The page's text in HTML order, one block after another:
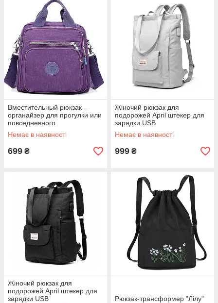
Вместительный рюкзак –
органайзер для прогулки или
повседневного
использования.
Немає в наявності
699 ₴
Жіночий рюкзак для
подорожей April штекер для
зарядки USB
Немає в наявності
999 ₴
Жіночий рюкзак для
подорожей April штекер для
зарядки USB
Рюкзак-трансформер "Лілу"